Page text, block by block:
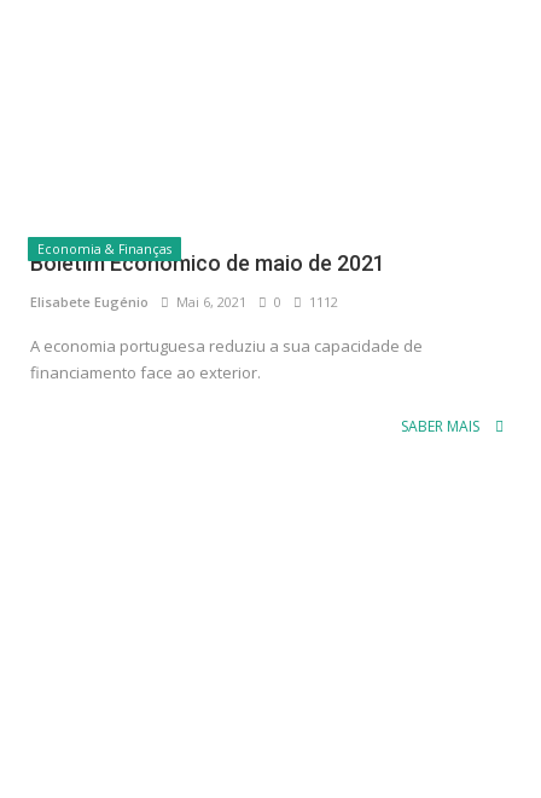
Economia & Finanças
Boletim Económico de maio de 2021
Elisabete Eugénio Mai 6, 2021 0 1112
A economia portuguesa reduziu a sua capacidade de
financiamento face ao exterior.
SABER MAIS